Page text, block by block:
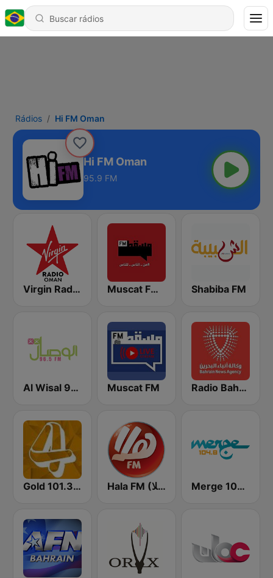
Rádios Hi FM Oman
Hi FM Oman
95.9 FM
Virgin Radio Oman Muscat FM (مسقط اف ام) Shabiba FM
Al Wisal 96.5 (الوصال) Muscat FM Radio Bahrain 96.5 (إذاعة بحرين 96.5)
Gold 101.3 FM Hala FM (هلا) Merge 104.8